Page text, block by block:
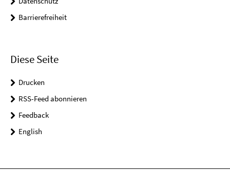
Barrierefreiheit
Diese Seite
Drucken
RSS-Feed abonnieren
Feedback
English